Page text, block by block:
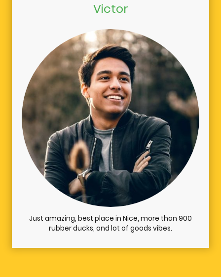
Victor
Just amazing, best place in Nice, more than 900
rubber ducks, and lot of goods vibes.